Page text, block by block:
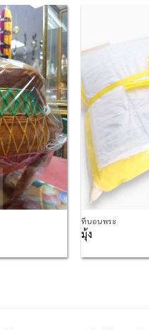
Add to
Wishlist
ที่นอนพระ
มุ้ง